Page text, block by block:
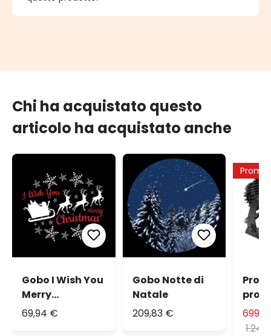
Chi ha acquistato questo
articolo ha acquistato anche
Gobo I Wish You
Merry
Christmas
69,94 €
Gobo Notte di
Natale
209,83 €
Promo
led,